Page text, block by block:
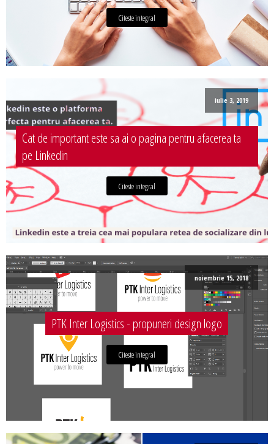
Citeste integral
iulie 3, 2019
Cat de important este sa ai o pagina pentru afacerea ta
pe Linkedin
Citeste integral
noiembrie 15, 2018
PTK Inter Logistics - propuneri design logo
Citeste integral